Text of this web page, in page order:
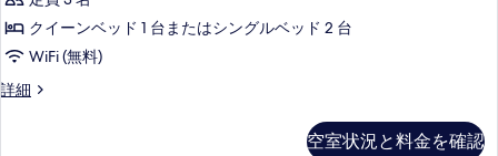
クイーンベッド 1 台またはシングルベッド 2 台
WiFi (無料)
詳細
ダ
空室状況と料金を確認